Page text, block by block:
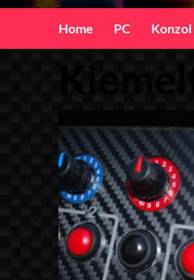
Home PC Konzol